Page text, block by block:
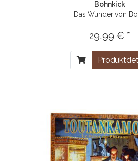
Bohnkick
Das Wunder von
29,99 € *